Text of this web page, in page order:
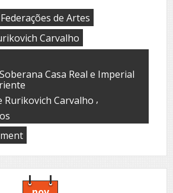
de Artes
Carvalho
Casa Real e Imperial
Rurikovich Carvalho ,
on
de
Título
da